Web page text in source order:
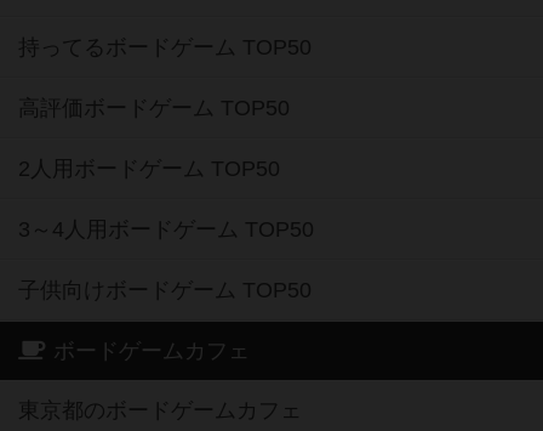
持ってるボードゲーム TOP50
高評価ボードゲーム TOP50
2人用ボードゲーム TOP50
3～4人用ボードゲーム TOP50
子供向けボードゲーム TOP50
ボードゲームカフェ
東京都のボードゲームカフェ